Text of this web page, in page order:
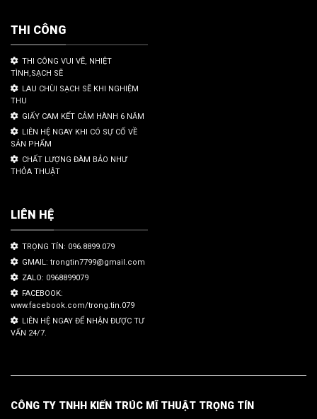
THI CÔNG
THI CÔNG VUI VẼ, NHIỆT
TÌNH,SẠCH SẼ
LAU CHÙI SẠCH SẼ KHI NGHIỆM
THU
GIẤY CAM KẾT CẢM HÀNH 6 NĂM
LIÊN HỆ NGAY KHI CÓ SỰ CỐ VỀ
SẢN PHẨM
CHẤT LƯỢNG ĐÀM BẢO NHƯ
THỎA THUẬT
LIÊN HỆ
TRỌNG TÍN: 096.8899.079
GMAIL: trongtin7799@gmail.com
ZALO: 0968899079
FACEBOOK:
www.facebook.com/trong.tin.079
LIÊN HỆ NGAY ĐỂ NHẬN ĐƯỢC TƯ
VẤN 24/7.
CÔNG TY TNHH KIẾN TRÚC MĨ THUẬT TRỌNG TÍN